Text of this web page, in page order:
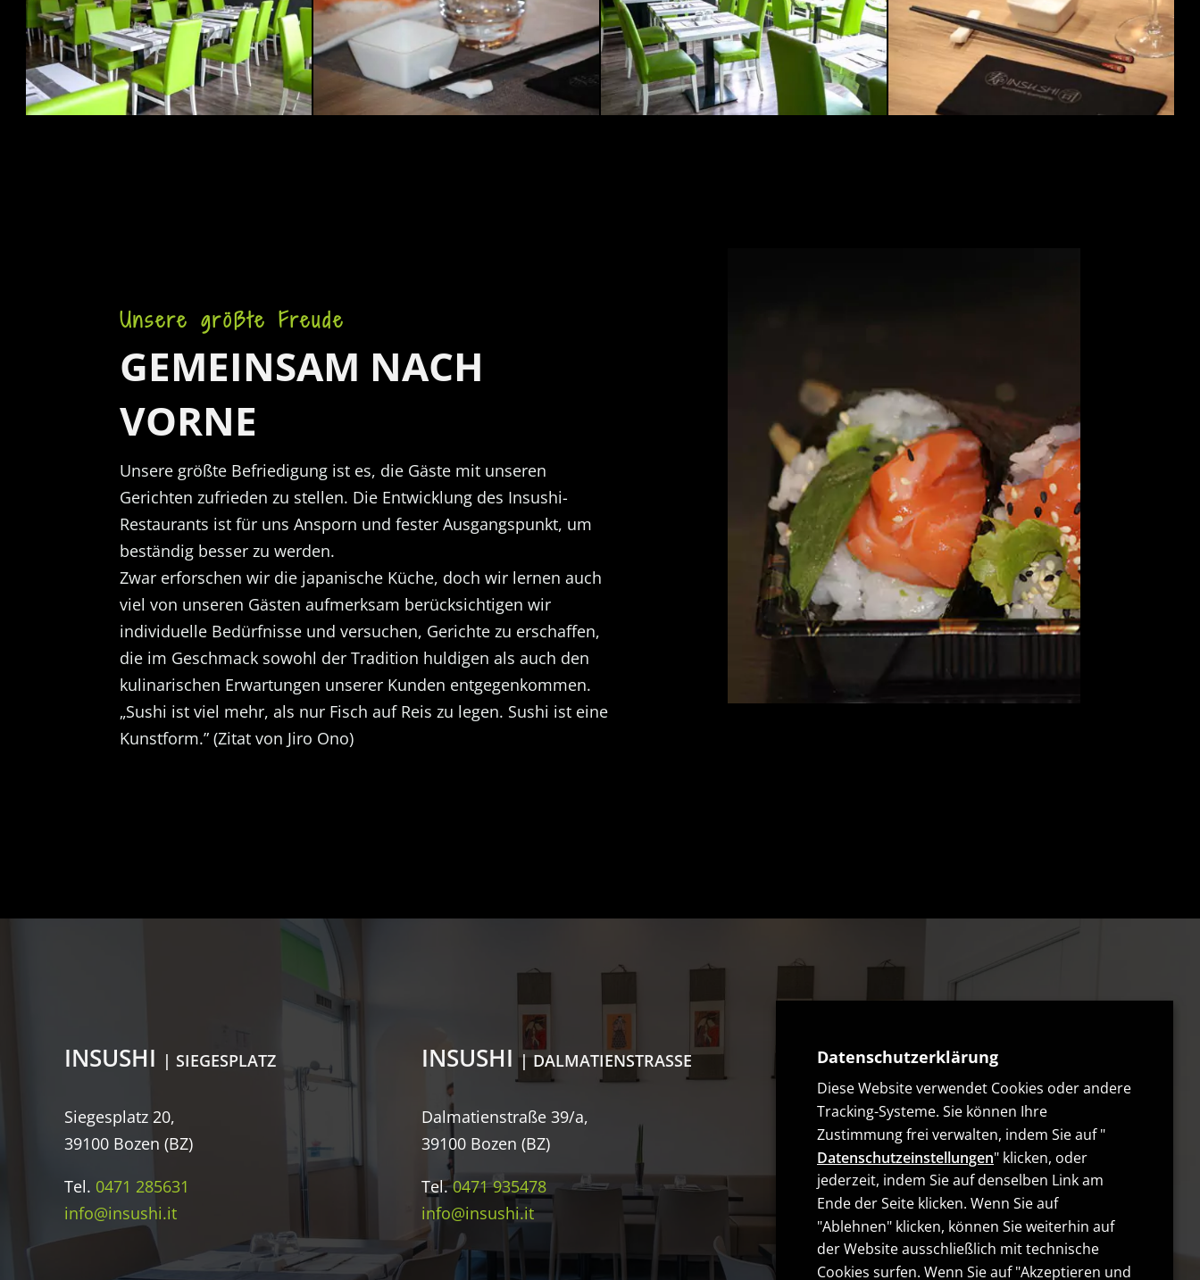
Unsere größte Freude
GEMEINSAM NACH
VORNE
Unsere größte Befriedigung ist es, die Gäste mit unseren
Gerichten zufrieden zu stellen. Die Entwicklung des Insushi-
Restaurants ist für uns Ansporn und fester Ausgangspunkt, um
beständig besser zu werden.
Zwar erforschen wir die japanische Küche, doch wir lernen auch
viel von unseren Gästen aufmerksam berücksichtigen wir
individuelle Bedürfnisse und versuchen, Gerichte zu erschaffen,
die im Geschmack sowohl der Tradition huldigen als auch den
kulinarischen Erwartungen unserer Kunden entgegenkommen.
„Sushi ist viel mehr, als nur Fisch auf Reis zu legen. Sushi ist eine
Kunstform.” (Zitat von Jiro Ono)
INSUSHI | SIEGESPLATZ
Siegesplatz 20,
39100 Bozen (BZ)
Tel. 0471 285631
info@insushi.it
INSUSHI| DALMATIENSTRASSE
Dalmatienstraße 39/a,
39100 Bozen (BZ)
Tel.0471 935478
info@insushi.it
ÖFFNUNGSZEITEN
Montag-Freitag:
11:30 – 14:30 | 17:30 – 22:30
Samstag und Sonntag:
17:30 – 22:30
Datenschutzerklärung
Diese Website verwendet Cookies oder andere
Tracking-Systeme. Sie können Ihre
Zustimmung frei verwalten, indem Sie auf "
Datenschutzeinstellungen" klicken, oder
jederzeit, indem Sie auf denselben Link am
Ende der Seite klicken. Wenn Sie auf
"Ablehnen" klicken, können Sie weiterhin auf
der Website ausschließlich mit technische
Cookies surfen. Wenn Sie auf "Akzeptieren und